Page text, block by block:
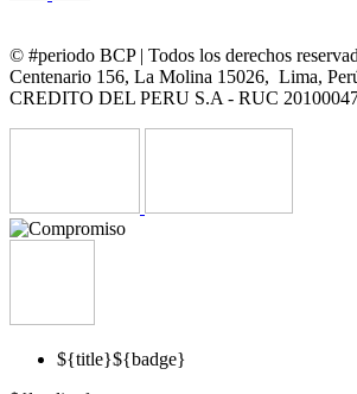
© #periodo BCP | Todos los derechos
Centenario 156, La Molina 15026, Lima,
CREDITO DEL PERU S.A - RUC
${title}${badge}